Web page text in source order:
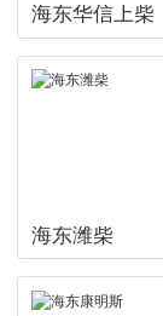
海东华信上柴
海东潍柴